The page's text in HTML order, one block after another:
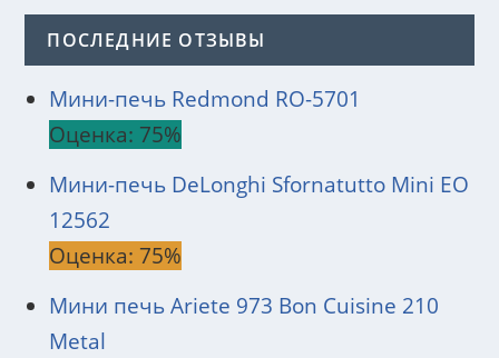
ПОСЛЕДНИЕ ОТЗЫВЫ
Мини-печь Redmond RO-5701
Оценка: 75%
Мини-печь DeLonghi Sfornatutto Mini EO
12562
Оценка: 75%
Мини печь Ariete 973 Bon Cuisine 210
Metal